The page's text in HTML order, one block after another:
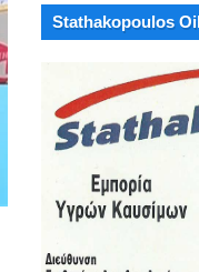
Stathakopoulos